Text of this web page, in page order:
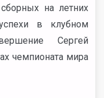
на летних
в клубном
Сергей
чемпионата мира